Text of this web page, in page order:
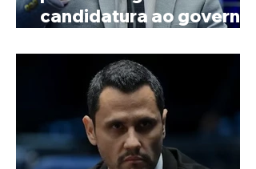
candidatura ao governo